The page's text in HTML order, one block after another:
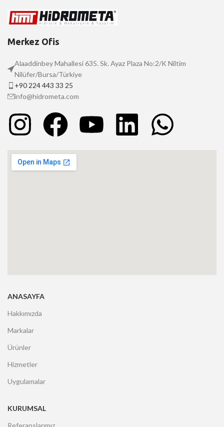
Merkez Ofis
Alaaddinbey Mahallesi 635. Sk. Ayaz Plaza No:2/K Niltim
Nilüfer/Bursa/Türkiye
+90 224 443 33 25
info@hidrometa.com
ANASAYFA
Hakkımızda
Markalar
Ürünler
Hizmetler
Uygulamalar
KURUMSAL
Referanslarımız